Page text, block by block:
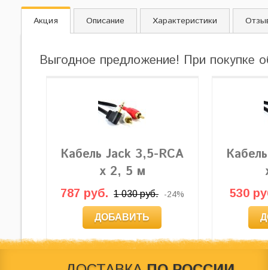
Акция Описание Характеристики
Выгодное предложение! При покупке
Кабель Jack 3,5-RCA
x 2, 5 м
787 руб. 1 030 руб. -24%
ДОБАВИТЬ
530